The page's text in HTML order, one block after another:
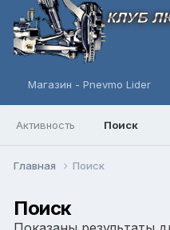
Магазин - Pnevmo Lider
Активность Поиск
Главная Поиск
Поиск